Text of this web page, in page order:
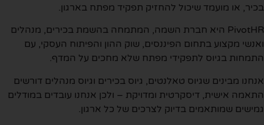
או מועמד שיכול להחזיק תפקיד מפתח בארגון.
PivotHR היא חברת השמה, המתמחה בהשמת בכירים, מנהלים
מקצוע בתחום הפיננסים, שוק ההון והפיתוח העסקי, עם
בגיוס לתפקידי מפתח שלא מחכים על המדף.
מבינים שגיוס טאלנטים, גיוס בכירים וגיוס מנהלים דורשים
אישית, דיסקרטית ומדויקת – ולכן אנחנו עובדים במודלים
שמותאמים בדיוק לצרכים של כל ארגון.